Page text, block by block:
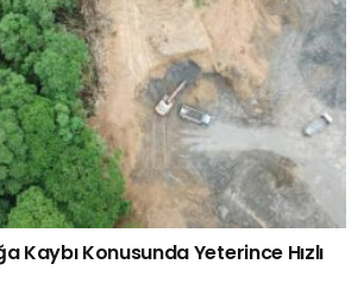
Kaybı Konusunda Yeterince Hızlı